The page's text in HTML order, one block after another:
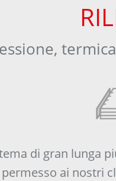
di gran lunga
ai nostri